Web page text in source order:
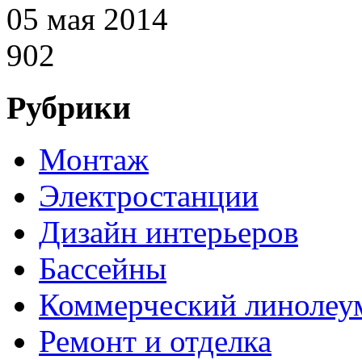
05 мая 2014
902
Рубрики
Монтаж
Электростанции
Дизайн интерьеров
Бассейны
Коммерческий
Ремонт и отделка